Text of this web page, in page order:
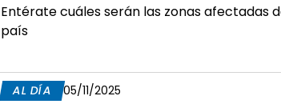
Entérate cuáles serán las zonas afectadas
país
AL DÍA 05/11/2025